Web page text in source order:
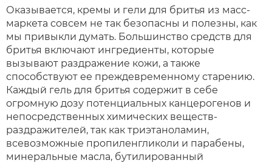
Оказывается, кремы и гели для бритья из масс-
маркета совсем не так безопасны и полезны, как
мы привыкли думать. Большинство средств для
бритья включают ингредиенты, которые
вызывают раздражение кожи, а также
способствуют ее преждевременному старению.
Каждый гель для бритья содержит в себе
огромную дозу потенциальных канцерогенов и
непосредственных химических веществ-
раздражителей, так как триэтаноламин,
всевозможные пропиленгликоли и парабены,
минеральные масла, бутилированный